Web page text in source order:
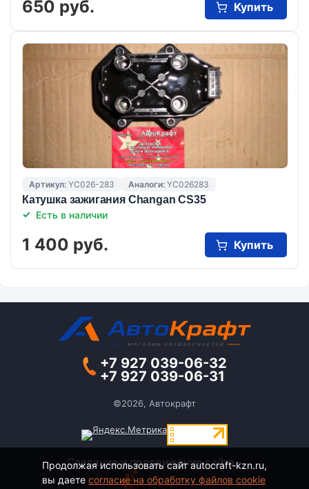
650 руб. Купить
Артикул: YC026-283 Аналоги: YC026283
Катушка зажигания Changan CS35
Есть в наличии
1 400 руб. Купить
+7 927 039-06-32
+7 927 039-06-31
©2026, Автокрафт
Создание и продвижение сайта -
Продолжая использовать сайт autocraft-kzn.ru,
вы даете согласие на обработку файлов cookie